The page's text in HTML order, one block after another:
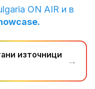
ON AIR и в
източници
→